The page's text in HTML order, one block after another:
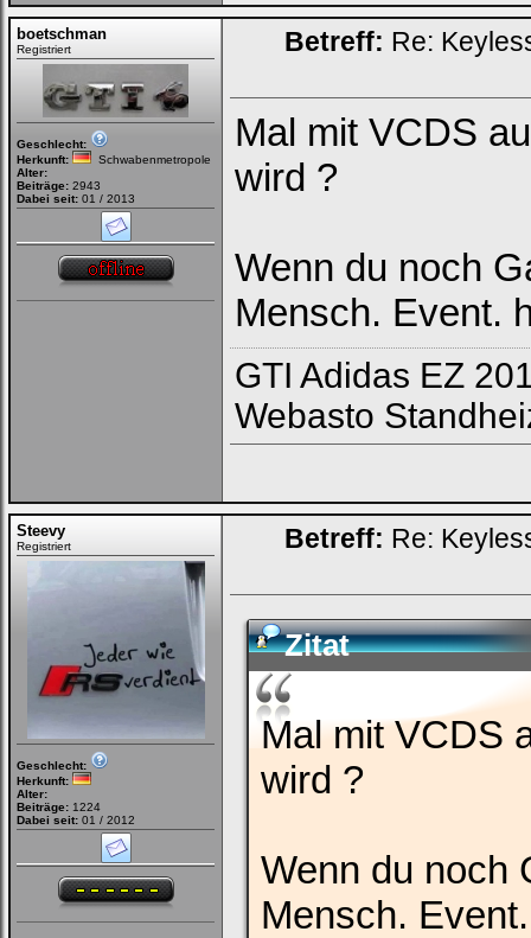
boetschman
Registriert
Geschlecht:
Herkunft:
Schwabenmetropole
Alter:
Beiträge: 2943
Dabei seit: 01 / 2013
Betreff: Re:
Mal mit VCDS
wird ?
Wenn du noch
Mensch. Event.
GTI Adidas EZ
Webasto
Steevy
Registriert
Geschlecht:
Herkunft:
Alter:
Beiträge: 1224
Dabei seit: 01 / 2012
Betreff: Re:
Zitat
Mal mit VCDS
wird ?
Wenn du noch
Mensch.